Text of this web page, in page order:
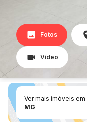
Fotos
Vídeo
Ver mais imóveis em
MG